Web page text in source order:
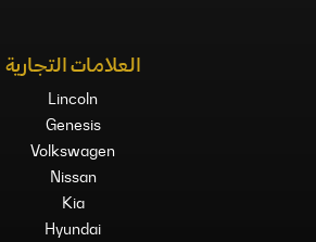
العلامات التجارية
Lincoln
Genesis
Volkswagen
Nissan
Kia
Hyundai